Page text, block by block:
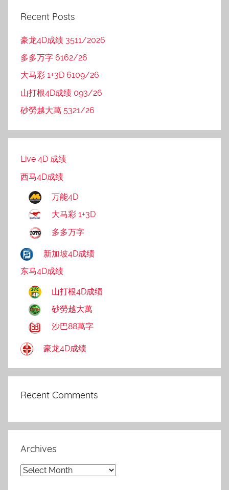
Recent Posts
豪龙4D成绩 3511/2026
多多万字 6162/26
大马彩 1+3D 6109/26
山打根4D成绩 093/26
砂勞越大萬 5321/26
Live 4D 成绩
西马4D成绩
万能4D
大马彩 1+3D
多多万字
新加坡4D成绩
东马4D成绩
山打根4D成绩
砂勞越大萬
沙巴88萬字
豪龙4D成绩
Recent Comments
Archives
Archives